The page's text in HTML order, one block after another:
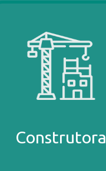
Construtora